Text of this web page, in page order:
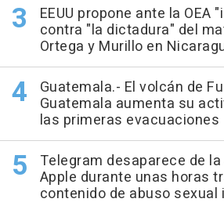
EEUU propone ante la OEA
contra "la dictadura" del
Ortega y Murillo en
Guatemala.- El volcán de
Guatemala aumenta su
las primeras evacuaciones
Telegram desaparece de
Apple durante unas horas
contenido de abuso sexual